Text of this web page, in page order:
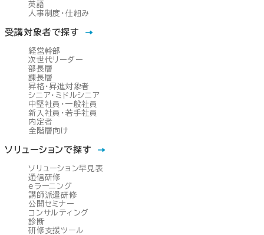
英語
人事制度・仕組み
受講対象者で探す
経営幹部
次世代リーダー
部長層
課長層
昇格・昇進対象者
シニア・ミドルシニア
中堅社員・一般社員
新入社員・若手社員
内定者
全階層向け
ソリューションで探す
ソリューション早見表
通信研修
eラーニング
講師派遣研修
公開セミナー
コンサルティング
診断
研修支援ツール